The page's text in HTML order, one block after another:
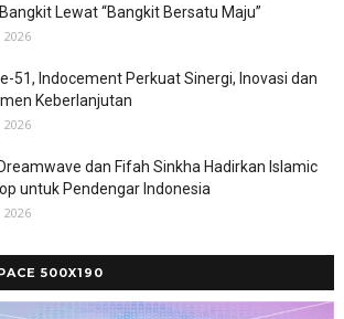
Lewat “Bangkit Bersatu Maju”
2026
51, Indocement Perkuat Sinergi, Inovasi dan
Keberlanjutan
2026
dan Fifah Sinkha Hadirkan Islamic
untuk Pendengar Indonesia
2026
500X190